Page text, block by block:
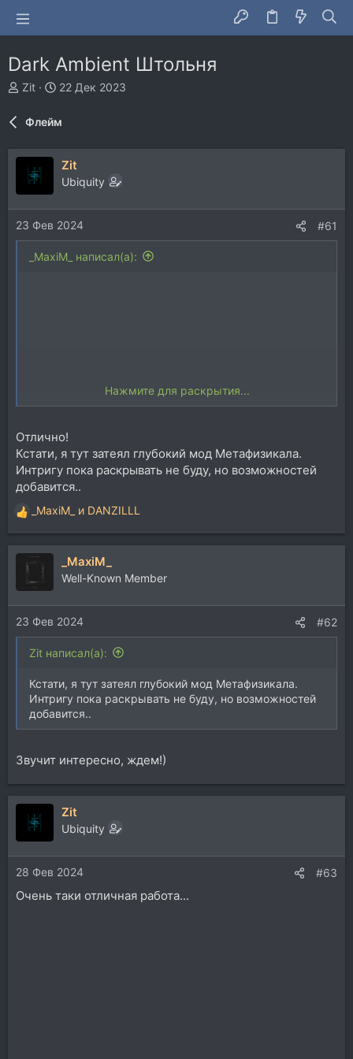
Dark Ambient Штольня
А
р
т
Zit
Д
н
а
ч
а
22 Дек 2023
Флейм
Zit
Ubiquity
23 Фев 2024 #61
_MaxiM_ написал(а):
Нажмите для раскрытия...
Отлично!
Кстати, я тут затеял глубокий мод Метафизикала.
Интригу пока раскрывать не буду, но возможностей
добавится..
Р
е
а
и
и
:
_MaxiM_ и DANZILLL
_MaxiM_
Well-Known Member
23 Фев 2024 #62
Zit написал(а):
Кстати, я тут затеял глубокий мод Метафизикала.
Интригу пока раскрывать не буду, но возможностей
добавится..
Звучит интересно, ждем!)
Zit
Ubiquity
28 Фев 2024 #63
Очень таки отличная работа...